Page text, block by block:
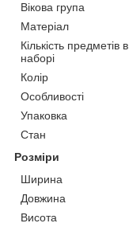
Вікова група
Матеріал
Кількість предметів в
наборі
Колір
Особливості
Упаковка
Стан
Розміри
Ширина
Довжина
Висота